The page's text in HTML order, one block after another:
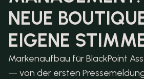
NEUE
EIGENE
Markenaufbau für BlackPoint
— von der ersten